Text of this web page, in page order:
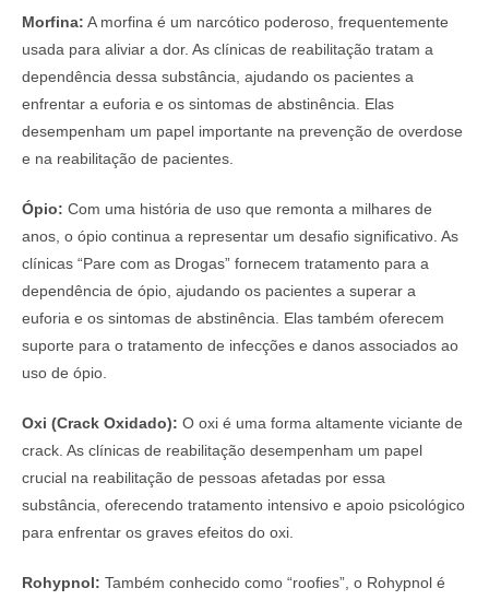
Morfina: A morfina é um narcótico poderoso, frequentemente
usada para aliviar a dor. As clínicas de reabilitação tratam a
dependência dessa substância, ajudando os pacientes a
enfrentar a euforia e os sintomas de abstinência. Elas
desempenham um papel importante na prevenção de overdose
e na reabilitação de pacientes.
Ópio: Com uma história de uso que remonta a milhares de
anos, o ópio continua a representar um desafio significativo. As
clínicas “Pare com as Drogas” fornecem tratamento para a
dependência de ópio, ajudando os pacientes a superar a
euforia e os sintomas de abstinência. Elas também oferecem
suporte para o tratamento de infecções e danos associados ao
uso de ópio.
Oxi (Crack Oxidado): O oxi é uma forma altamente viciante de
crack. As clínicas de reabilitação desempenham um papel
crucial na reabilitação de pessoas afetadas por essa
substância, oferecendo tratamento intensivo e apoio psicológico
para enfrentar os graves efeitos do oxi.
Rohypnol: Também conhecido como “roofies”, o Rohypnol é